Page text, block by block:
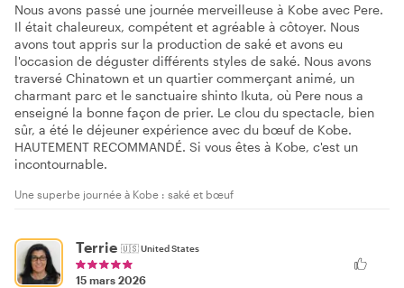
Nous avons passé une journée merveilleuse à Kobe avec Pere.
Il était chaleureux, compétent et agréable à côtoyer. Nous
avons tout appris sur la production de saké et avons eu
l'occasion de déguster différents styles de saké. Nous avons
traversé Chinatown et un quartier commerçant animé, un
charmant parc et le sanctuaire shinto Ikuta, où Pere nous a
enseigné la bonne façon de prier. Le clou du spectacle, bien
sûr, a été le déjeuner expérience avec du bœuf de Kobe.
HAUTEMENT RECOMMANDÉ. Si vous êtes à Kobe, c'est un
incontournable.
Une superbe journée à Kobe : saké et bœuf
Terrie 🇺🇸United States
15 mars 2026